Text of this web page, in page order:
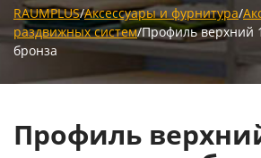
RAUMPLUS/Аксессуары и фурнитура/
раздвижных систем/Профиль верхний
бронза
Профиль